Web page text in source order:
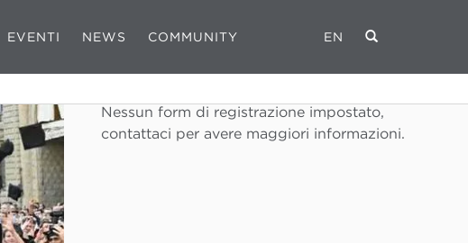
EVENTI NEWS COMMUNITY EN
Nessun form di registrazione impostato,
contattaci per avere maggiori informazioni.